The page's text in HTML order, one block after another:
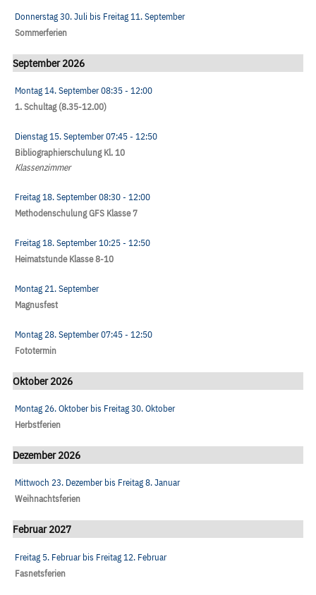
Donnerstag 30. Juli bis Freitag 11. September
Sommerferien
September 2026
Montag 14. September08:35- 12:00
1. Schultag (8.35-12.00)
Dienstag 15. September07:45- 12:50
Bibliographierschulung Kl. 10
Klassenzimmer
Freitag 18. September08:30- 12:00
Methodenschulung GFS Klasse 7
Freitag 18. September10:25- 12:50
Heimatstunde Klasse 8-10
Montag 21. September
Magnusfest
Montag 28. September07:45- 12:50
Fototermin
Oktober 2026
Montag 26. Oktoberbis Freitag 30. Oktober
Herbstferien
Dezember 2026
Mittwoch 23. Dezemberbis Freitag 8. Januar
Weihnachtsferien
Februar 2027
Freitag 5. Februarbis Freitag 12. Februar
Fasnetsferien